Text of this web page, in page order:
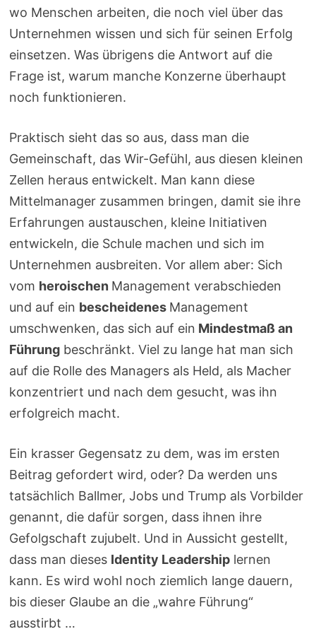
wo Menschen arbeiten, die noch viel über das
Unternehmen wissen und sich für seinen Erfolg
einsetzen. Was übrigens die Antwort auf die
Frage ist, warum manche Konzerne überhaupt
noch funktionieren.
Praktisch sieht das so aus, dass man die
Gemeinschaft, das Wir-Gefühl, aus diesen kleinen
Zellen heraus entwickelt. Man kann diese
Mittelmanager zusammen bringen, damit sie ihre
Erfahrungen austauschen, kleine Initiativen
entwickeln, die Schule machen und sich im
Unternehmen ausbreiten. Vor allem aber: Sich
vom heroischen Management verabschieden
und auf ein bescheidenes Management
umschwenken, das sich auf ein Mindestmaß an
Führung beschränkt. Viel zu lange hat man sich
auf die Rolle des Managers als Held, als Macher
konzentriert und nach dem gesucht, was ihn
erfolgreich macht.
Ein krasser Gegensatz zu dem, was im ersten
Beitrag gefordert wird, oder? Da werden uns
tatsächlich Ballmer, Jobs und Trump als Vorbilder
genannt, die dafür sorgen, dass ihnen ihre
Gefolgschaft zujubelt. Und in Aussicht gestellt,
dass man dieses Identity Leadership lernen
kann. Es wird wohl noch ziemlich lange dauern,
bis dieser Glaube an die „wahre Führung“
ausstirbt …